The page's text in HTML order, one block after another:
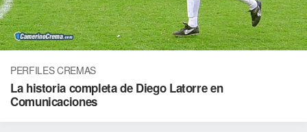
PERFILES CREMAS
La historia completa de Diego Latorre en
Comunicaciones